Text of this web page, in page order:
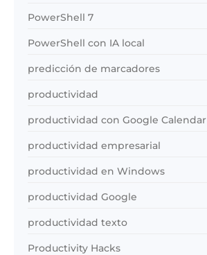
PowerShell 7
PowerShell con IA local
predicción de marcadores
productividad
productividad con Google Calendar
productividad empresarial
productividad en Windows
productividad Google
productividad texto
Productivity Hacks